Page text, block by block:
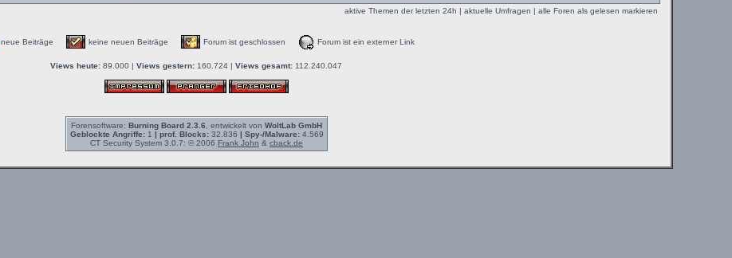
aktive Themen der letzten 24h | aktuelle Umfragen | alle Foren als gelesen markieren
neue Beiträge keine neuen Beiträge Forum ist geschlossen Forum ist ein externer Link
Views heute: 89.000 | Views gestern: 160.724 | Views gesamt: 112.240.047
Forensoftware: Burning Board 2.3.6 , entwickelt von WoltLab GmbH
Geblockte Angriffe:1 | prof. Blocks:32.836 | Spy-/Malware:4.569
CT Security System 3.0.7: © 2006 Frank John & cback.de